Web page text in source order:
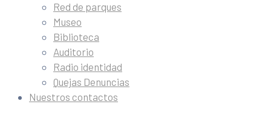
Red de parques
Museo
Biblioteca
Auditorio
Radio identidad
Quejas Denuncias
Nuestros contactos